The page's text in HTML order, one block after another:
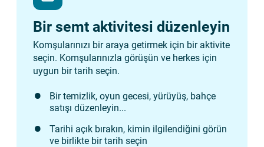
Bir semt aktivitesi düzenleyin
Komşularınızı bir araya getirmek için bir aktivite
seçin. Komşularınızla görüşün ve herkes için
uygun bir tarih seçin.
Bir temizlik, oyun gecesi, yürüyüş, bahçe
satışı düzenleyin...
Tarihi açık bırakın, kimin ilgilendiğini görün
ve birlikte bir tarih seçin